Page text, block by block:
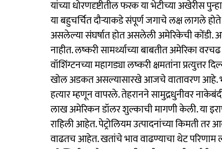
यांच्या धोरणदृष्टीतील फरक या भेटीच्या अखेरीस
या बहुचर्चित दौऱ्याकडे संपूर्ण जगाचे लक्ष लागले
असलेल्या संघर्षात होत असलेली अमेरिकेची कोंडी.
नाहीत. लष्करी सामर्थ्याच्या बाबतीत अमेरिका
वॉशिंग्टनच्या महागड्या लष्करी क्षमतांना
खोल अडकत असल्यासारखे आजचे वातावरण आहे.
हत्यार म्हणून वापरले. तेहरानने सामुद्रधुनीवर
लाख अमेरिकन डॉलर शुल्काची मागणी केली. या
राहिली आहेत. पेट्रोलियम उत्पादनांच्या किमती
वाढतच आहेत. खतांचे भाव वाढण्याचा थेट